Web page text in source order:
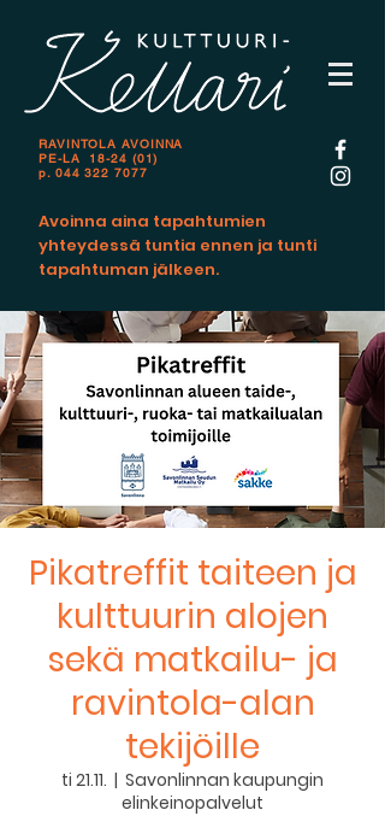
RAVINTOLA AVOINNA
PE-LA 18-24 (01)
p. 044 322 7077
Avoinna aina tapahtumien
yhteydessä tuntia ennen ja tunti
tapahtuman jälkeen.
Pikatreffit taiteen ja
kulttuurin alojen
sekä matkailu- ja
ravintola-alan
tekijöille
ti 21.11.
  |
Savonlinnan kaupungin
elinkeinopalvelut